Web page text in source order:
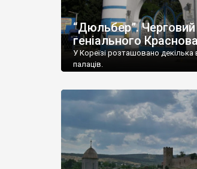
“Дюльбер”. Черговий
геніального
У Кореїзі розташовано
палаців.